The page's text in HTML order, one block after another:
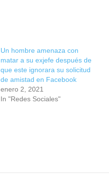
Un hombre amenaza con
matar a su exjefe después de
que este ignorara su solicitud
de amistad en Facebook
enero 2, 2021
In "Redes Sociales"